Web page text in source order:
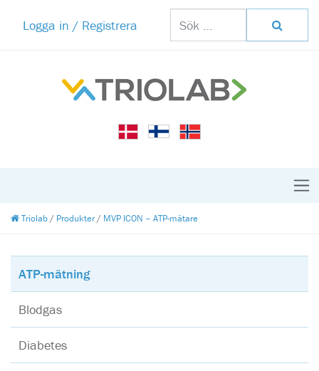
Logga in / Registrera
Triolab/ Produkter/ MVP ICON – ATP-mätare
ATP-mätning
Blodgas
Diabetes